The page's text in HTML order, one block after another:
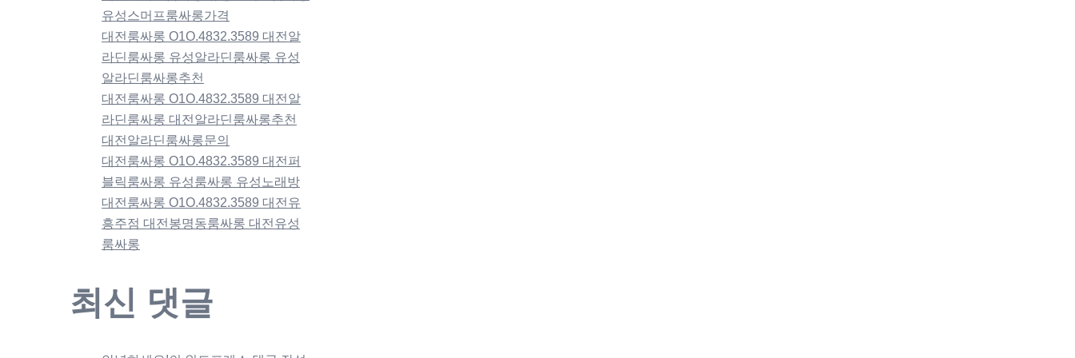
유성스머프룸싸롱가격
대전룸싸롱 O1O.4832.3589 대전알
라딘룸싸롱 유성알라딘룸싸롱 유성
알라딘룸싸롱추천
대전룸싸롱 O1O.4832.3589 대전알
라딘룸싸롱 대전알라딘룸싸롱추천
대전알라딘룸싸롱문의
대전룸싸롱 O1O.4832.3589 대전퍼
블릭룸싸롱 유성룸싸롱 유성노래방
대전룸싸롱 O1O.4832.3589 대전유
흥주점 대전봉명동룸싸롱 대전유성
룸싸롱
최신 댓글